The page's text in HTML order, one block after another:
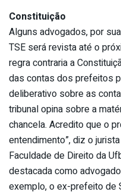
Constituição
Alguns advogados, por
TSE será revista até o
regra contraria a
das contas dos prefeitos
deliberativo sobre as
tribunal opina sobre a
chancela. Acredito que o
entendimento”, diz o
Faculdade de Direito da
destacada como
exemplo, o ex-prefeito de